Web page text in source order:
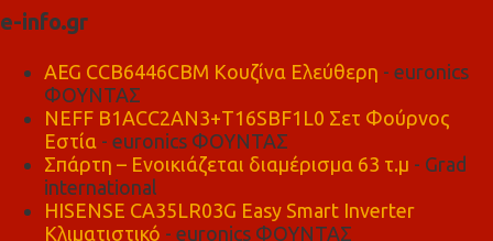
e-info.gr
AEG CCB6446CBM Κουζίνα Ελεύθερη - euronics
ΦΟΥΝΤΑΣ
NEFF B1ACC2AN3+T16SBF1L0 Σετ Φούρνος
Εστία - euronics ΦΟΥΝΤΑΣ
Σπάρτη – Ενοικιάζεται διαμέρισμα 63 τ.μ - Grad
international
HISENSE CA35LR03G Easy Smart Inverter
Κλιματιστικό - euronics ΦΟΥΝΤΑΣ